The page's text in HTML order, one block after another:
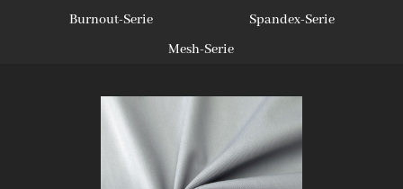
Burnout-Serie
Spandex-Serie
Mesh-Serie